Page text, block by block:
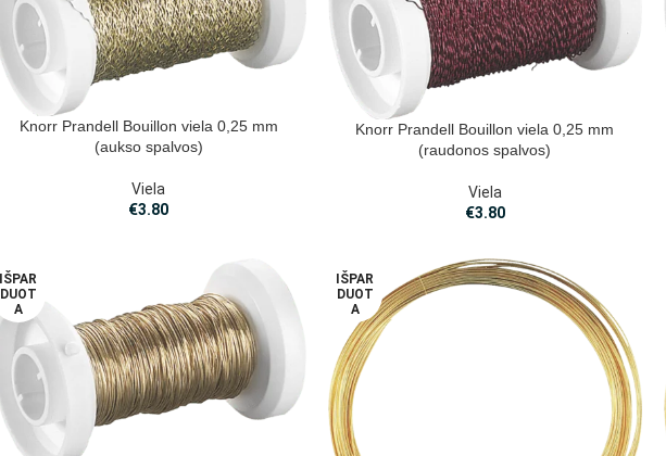
Knorr Prandell Bouillon viela 0,25 mm
(aukso spalvos)
Viela
€3.80
Knorr Prandell Bouillon viela 0,25 mm
(raudonos spalvos)
Viela
€3.80
IŠPAR
DUOT
A
IŠPAR
DUOT
A